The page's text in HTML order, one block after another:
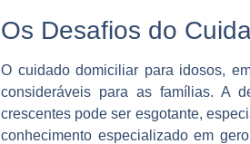
Os Desafios do
O cuidado domiciliar para idosos,
consideráveis para as famílias. A
crescentes pode ser esgotante,
conhecimento especializado em